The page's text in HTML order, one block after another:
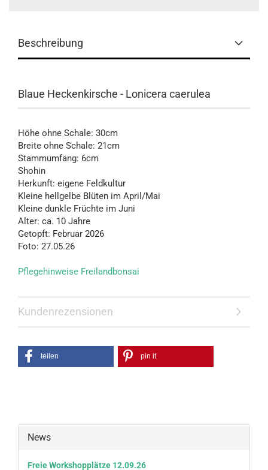
Beschreibung
Blaue Heckenkirsche - Lonicera caerulea
Höhe ohne Schale: 30cm
Breite ohne Schale: 21cm
Stammumfang: 6cm
Shohin
Herkunft: eigene Feldkultur
Kleine hellgelbe Blüten im April/Mai
Kleine dunkle Früchte im Juni
Alter: ca. 10 Jahre
Getopft: Februar 2026
Foto: 27.05.26
Pflegehinweise Freilandbonsai
Kundenrezensionen
teilen pin it
News
Freie Workshopplätze 12.09.26